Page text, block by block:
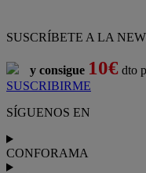
SUSCRÍBETE A LA
y consigue 10€ dto
SUSCRIBIRME
SÍGUENOS EN
CONFORAMA